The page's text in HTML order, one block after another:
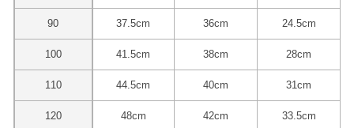
90 37.5cm 36cm 24.5cm
100 41.5cm 38cm 28cm
110 44.5cm 40cm 31cm
120 48cm 42cm 33.5cm